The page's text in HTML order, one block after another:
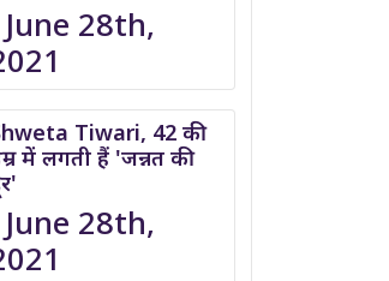
June 28th,
Tiwari, 42 की
में लगती हैं 'जन्नत की
June 28th,